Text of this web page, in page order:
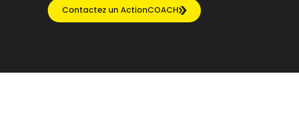
Contactez un ActionCOACH